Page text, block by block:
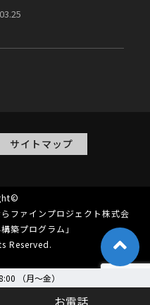
（月〜金）
サイトマップ
ファインプロジェクト株式会
築プログラム」
Reserved.